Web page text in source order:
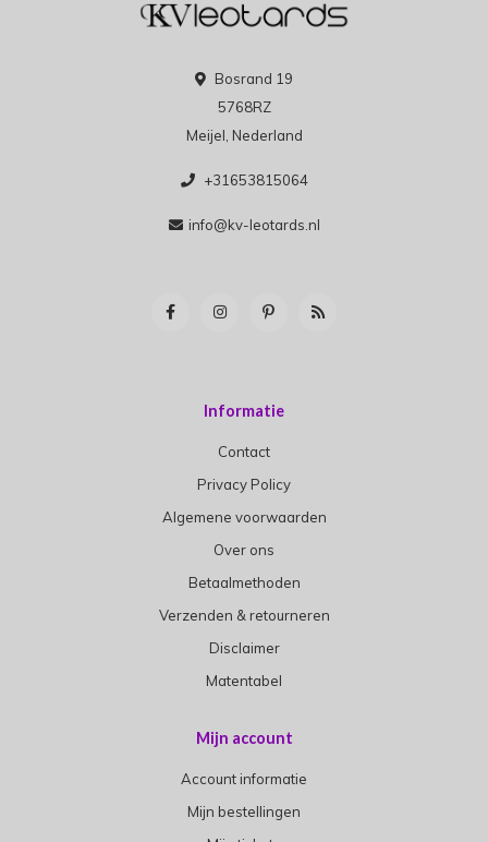
Bosrand 19
5768RZ
Meijel, Nederland
+31653815064
info@kv-leotards.nl
Informatie
Contact
Privacy Policy
Algemene voorwaarden
Over ons
Betaalmethoden
Verzenden & retourneren
Disclaimer
Matentabel
Mijn account
Account informatie
Mijn bestellingen